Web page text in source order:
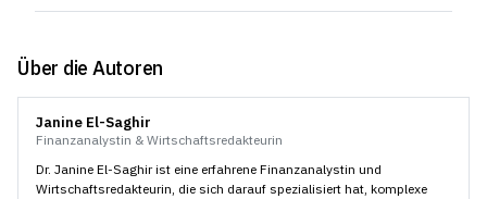
Über die Autoren
Janine El-Saghir
Finanzanalystin & Wirtschaftsredakteurin
Dr. Janine El-Saghir ist eine erfahrene Finanzanalystin und
Wirtschaftsredakteurin, die sich darauf spezialisiert hat, komplexe